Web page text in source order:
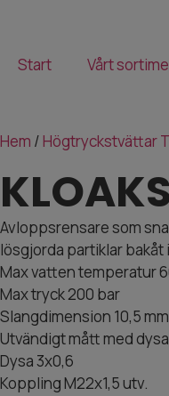
Start Vårt
Hem /Högtryckstvättar
Avloppsrensare som
lösgjorda partiklar bakåt
Max vatten temperatur
Max tryck 200 bar
Slangdimension 10,5
Utvändigt mått med dysa
Dysa 3x0,6
Koppling M22x1,5 utv.